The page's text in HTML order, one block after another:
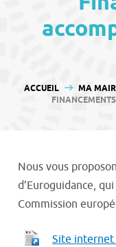
VOUS ÊTES ICI :
ACCUEIL MA
Nous vous
d’Euroguidance,
Commission
Site internet